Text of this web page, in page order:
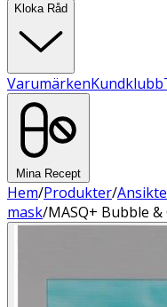
Kloka Råd
VarumärkenKundklubb
Mina Recept
Hem/Produkter/Ansikte
mask/MASQ+ Bubble